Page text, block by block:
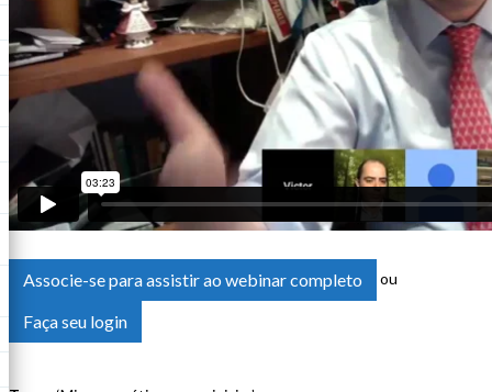
Associe-se para assistir ao webinar completo ou
Faça seu login